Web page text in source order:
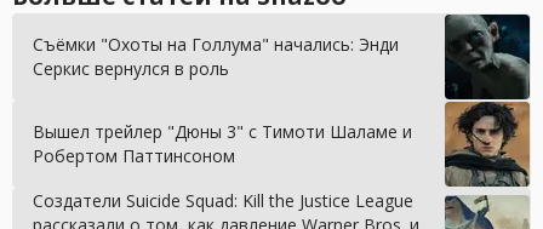
Съёмки "Охоты на Голлума" начались: Энди
Серкис вернулся в роль
Вышел трейлер "Дюны 3" с Тимоти Шаламе и
Робертом Паттинсоном
Создатели Suicide Squad: Kill the Justice League